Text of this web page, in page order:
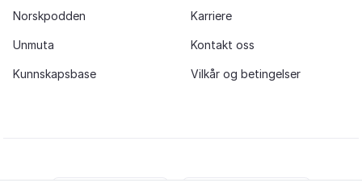
Norskpodden
Unmuta
Kunnskapsbase
Karriere
Kontakt oss
Vilkår og betingelser